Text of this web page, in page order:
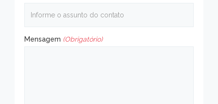
Mensagem (Obrigatório)